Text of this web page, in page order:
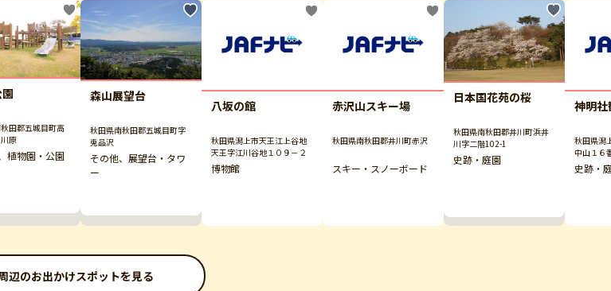
田郡五城目町高
原
植物園・公園
森山展望台
秋田県南秋田郡五城目町字
兎品沢
その他、展望台・タワ
ー
八坂の館
秋田県潟上市天王江上谷地
天王字江川谷地１０９－２
博物館
赤沢山スキー場
秋田県南秋田郡井川町赤沢
スキー・スノーボード
日本国花苑の桜
秋田県南秋田郡井川町浜井
川字二階102-1
史跡・庭園
神明
秋田県潟
中山１６
史跡・
辺のお出かけスポットを見る